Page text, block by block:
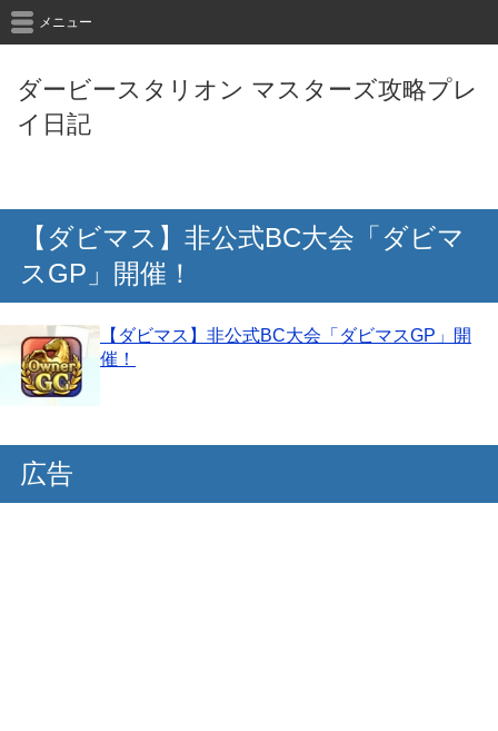
ダービースタリオン マスターズ攻略プレ
イ日記
メニュー
【ダビマス】非公式BC大会「ダビマ
スGP」開催！
【ダビマス】非公式BC大会「ダビマスGP」開
催！
広告